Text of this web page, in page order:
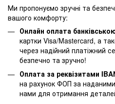
Ми пропонуємо зручні та
вашого комфорту:
Онлайн оплата
картки Visa/Mastercard, а
через надійний платіжний
безпечно та зручно!
Оплата за реквізитами
на рахунок ФОП за
нами для отримання